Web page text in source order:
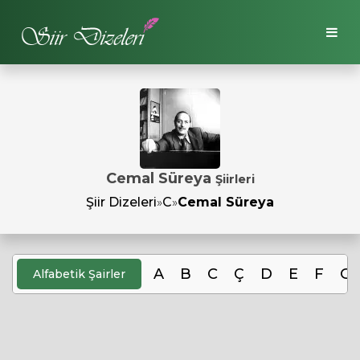
Cemal Süreya Şiirleri
Şiir Dizeleri»C»Cemal Süreya
Alfabetik Şairler A B C Ç D E F G